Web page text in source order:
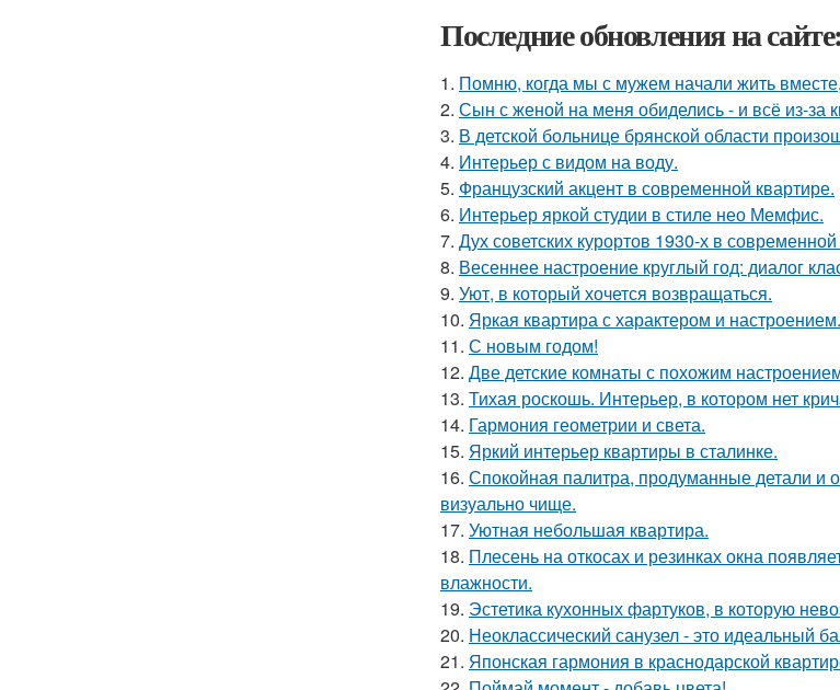
Последние обновления на сайте:
1. Помню, когда мы с мужем начали жить
2. Сын с женой на меня обиделись - и всё из-за
3. В детской больнице брянской области
4. Интерьер с видом на воду.
5. Французский акцент в современной квартире.
6. Интерьер яркой студии в стиле нео Мемфис.
7. Дух советских курортов 1930-х в
8. Весеннее настроение круглый год: диалог
9. Уют, в который хочется возвращаться.
10. Яркая квартира с характером и настроением.
11. С новым годом!
12. Две детские комнаты с похожим
13. Тихая роскошь. Интерьер, в котором нет
14. Гармония геометрии и света.
15. Яркий интерьер квартиры в сталинке.
16. Спокойная палитра, продуманные детали и
визуально чище.
17. Уютная небольшая квартира.
18. Плесень на откосах и резинках окна
влажности.
19. Эстетика кухонных фартуков, в которую
20. Неоклассический санузел - это идеальный
21. Японская гармония в краснодарской